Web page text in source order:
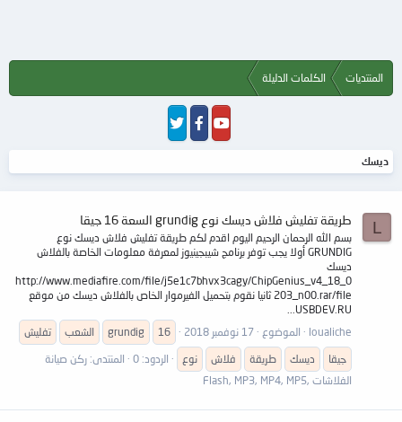
المنتديات الكلمات الدليلة
ديسك
L طريقة تفليش فلاش ديسك نوع grundig السعة 16 جيقا
بسم الله الرحمان الرحيم اليوم اقدم لكم طريقة تفليش فلاش ديسك نوع
GRUNDIG أولا يجب توفر برنامج شيبجينيوز لمعرفة معلومات الخاصة بالفلاش
ديسك
http://www.mediafire.com/file/j5e1c7bhvx3cagy/ChipGenius_v4_18_0
203_n00.rar/file ثانيا نقوم بتحميل الفيرموار الخاص بالفلاش ديسك من موقع
USBDEV.RU...
loualiche
الموضوع 17 نوفمبر 2018 16
grundig الشعب
تفليش
جيقا
ديسك طريقة فلاش نوع الردود: 0 المنتدى: ركن صيانة
الفلاشات ,Flash, MP3, MP4, MP5